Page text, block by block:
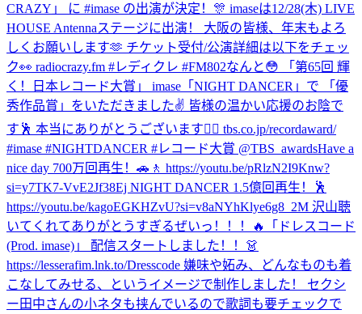
CRAZY」 に #imase の出演が決定！🎊 imaseは12/28(木) LIVE
HOUSE Antennaステージに出演！ 大阪の皆様、年末もよろ
しくお願いします🫶 チケット受付/公演詳細は以下をチェッ
ク👀 radiocrazy.fm #レディクレ #FM802なんと😳 「第65回 輝
く！日本レコード大賞」 imase「NIGHT DANCER」で 「優
秀作品賞」をいただきました✌️ 皆様の温かい応援のお陰で
す🕺 本当にありがとうございます❤️‍🔥 tbs.co.jp/recordaward/
#imase #NIGHTDANCER #レコード大賞 @TBS_awardsHave a
nice day 700万回再生！🚗🚶 https://youtu.be/pRlzN2I9Knw?
si=y7TK7-VvE2Jf38Ej NIGHT DANCER 1.5億回再生！🕺
https://youtu.be/kagoEGKHZvU?si=v8aNYhKlye6g8_2M 沢山聴
いてくれてありがとうすぎるぜいっ！！！🔥
「ドレスコード
(Prod. imase)」 配信スタートしました！！👗
https://lesserafim.lnk.to/Dresscode 嫌味や妬み、どんなものも着
こなしてみせる、というイメージで制作しました！ セクシ
ー田中さんの小ネタも挟んでいるので歌詞も要チェックで